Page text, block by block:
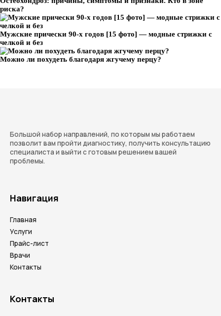
риска?
Мужские прически 90-х годов [15 фото] — модные стрижки с
челкой и без
Можно ли похудеть благодаря жгучему перцу?
Большой набор направлений, по которым мы работаем
позволит вам пройти диагностику, получить консультацию
специалиста и выйти с готовым решением вашей
проблемы.
Навигация
Главная
Услуги
Прайс-лист
Врачи
Контакты
Контакты